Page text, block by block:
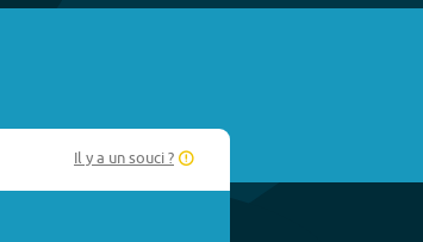
Il y a un souci ?